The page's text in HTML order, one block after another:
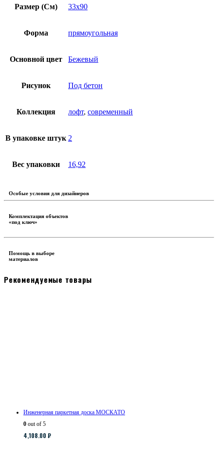
Размер (См) 33х90
Форма прямоугольная
Основной цвет Бежевый
Рисунок Под бетон
Коллекция лофт, современный
В упаковке штук 2
Вес упаковки 16,92
Особые условия для дизайнеров
Комплектация объектов
«под ключ»
Помощь в выборе
материалов
Рекомендуемые товары
Инженерная паркетная доска МОСКАТО
0 out of 5
4,108.00 ₽